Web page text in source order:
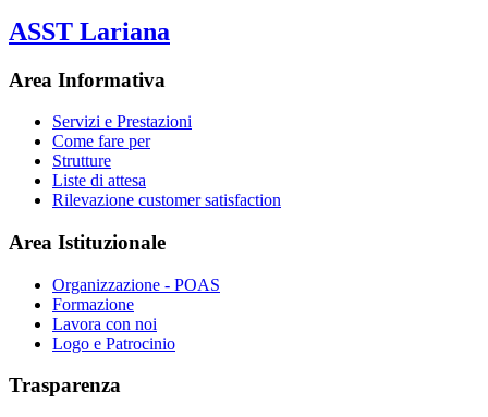
ASST Lariana
Area Informativa
Servizi e Prestazioni
Come fare per
Strutture
Liste di attesa
Rilevazione customer satisfaction
Area Istituzionale
Organizzazione - POAS
Formazione
Lavora con noi
Logo e Patrocinio
Trasparenza